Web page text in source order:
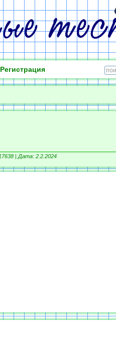
Регистрация
| Дата: 2.2.2024